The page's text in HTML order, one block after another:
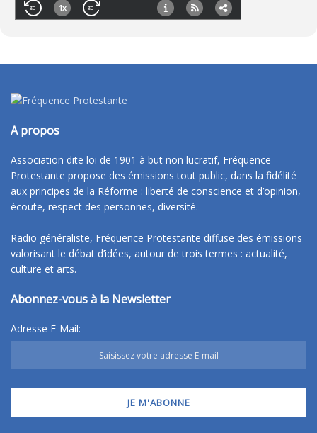
A propos
Association dite loi de 1901 à but non lucratif, Fréquence
Protestante propose des émissions tout public, dans la fidélité
aux principes de la Réforme : liberté de conscience et d’opinion,
écoute, respect des personnes, diversité.
Radio généraliste, Fréquence Protestante diffuse des émissions
valorisant le débat d’idées, autour de trois termes : actualité,
culture et arts.
Abonnez-vous à la Newsletter
Adresse E-Mail: